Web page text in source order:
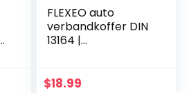
FLEXEO auto
verbandkoffer DIN
13164 |
auto |
$18.99